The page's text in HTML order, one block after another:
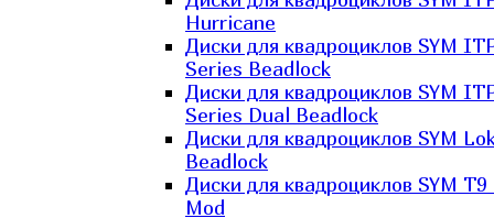
Hurricane
Диски для квадроциклов SYM
Series Beadlock
Диски для квадроциклов SYM
Series Dual Beadlock
Диски для квадроциклов SYM
Beadlock
Диски для квадроциклов SYM T9
Mod